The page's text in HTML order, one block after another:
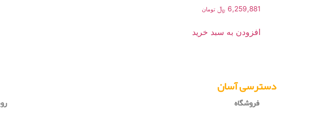
6,259,881 ﷼ تومان
افزودن به سبد خرید
دسترسی آسان
فروشگاه